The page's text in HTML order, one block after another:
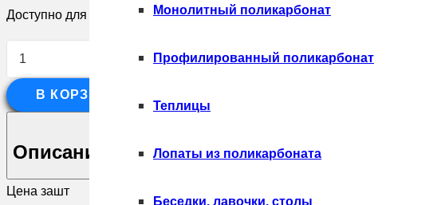
Монолитный поликарбонат
Профилированный поликарбонат
Теплицы
Лопаты из поликарбоната
Доступно для предзаказа
Количество
товара
Угол
асимметричный
0,5
В КОРЗИНУ
Описание
Цена зашт